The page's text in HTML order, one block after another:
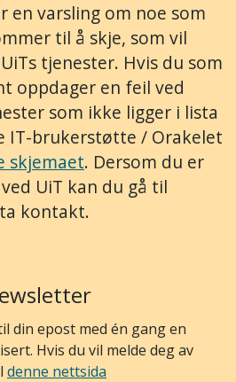
en varsling om noe som
til å skje, som vil
tjenester. Hvis du som
oppdager en feil ved
som ikke ligger i lista
IT-brukerstøtte / Orakelet
skjemaet. Dersom du er
UiT kan du gå til
kontakt.
din epost med én gang en
Hvis du vil melde deg av
denne nettsida